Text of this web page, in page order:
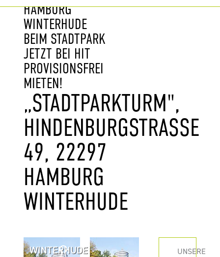
HAMBURG
WINTERHUDE
BEIM STADTPARK
JETZT BEI HIT
PROVISIONSFREI
MIETEN!
„STADTPARKTURM",
HINDENBURGSTRASSE 4
9, 22297 H
AMBURG W
INTERHUDE
WINTERHUDE
UNSERE